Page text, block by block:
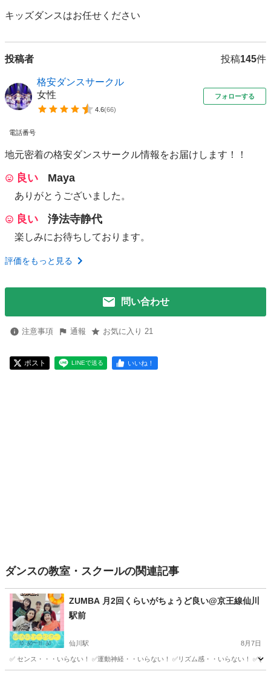
キッズダンスはお任せください
投稿者 投稿145件
格安ダンスサークル
女性
4.6(66)
フォローする
電話番号
地元密着の格安ダンスサークル情報をお届けします！！
良い Maya
ありがとうございました。
良い 浄法寺静代
楽しみにお待ちしております。
評価をもっと見る
問い合わせ
注意事項 通報 お気に入り 21
ポスト LINEで送る いいね！
ダンスの教室・スクールの関連記事
ZUMBA 月2回くらいがちょうど良い@京王線仙川
駅前
仙川駅 8月7日
✅ センス・・・いらない！ ✅運動神経・・いらない！ ✅リズム感・・いらない！ ✅